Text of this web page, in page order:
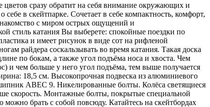
цветов сразу обратит на себя внимание окружающих и
в скейтпарке. Сочетает в себе компактность, комфорт,
с миром острых ощущений и
стиль катания Вы выберете: спокойные поездки по
и имеет рисунок в виде сот на рифленой
райдера соскальзывать во время катания. Такая доска
по бокам, а также угол подъёма носа и хвоста. Чем
и чем больше у него угол подъёма, тем выше получается
18,5 см. Высокопрочная подвеска из алюминиевого
ABEC 9. Никелированные болты. Колёса светящиеся
скорость. Монтажные болты, покрытые специальной
брать с собой повсюду. Катайтесь на скейтбордах